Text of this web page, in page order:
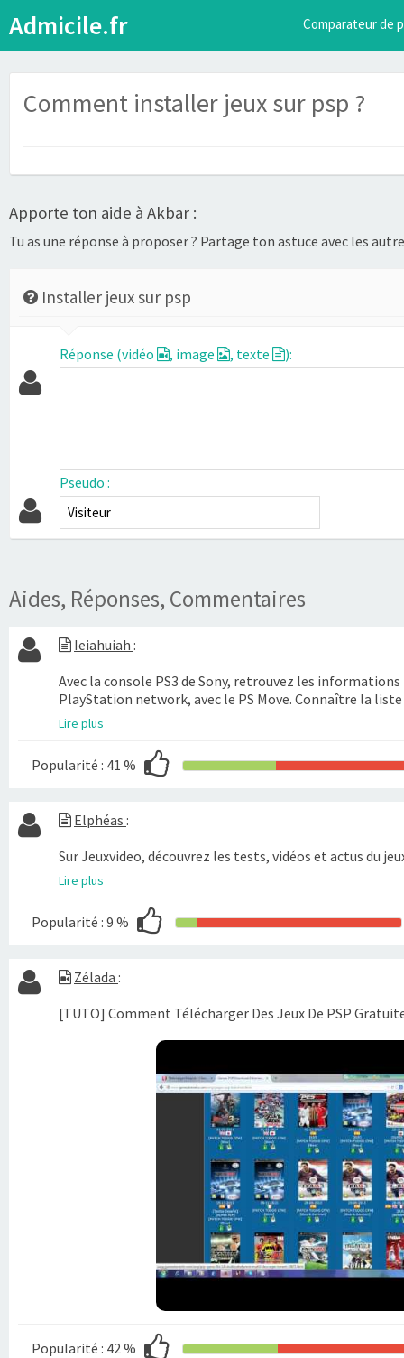
Admicile.fr Comparateur de
Comment installer jeux sur psp ?
Apporte ton aide à Akbar :
Tu as une réponse à proposer ? Partage ton astuce avec les
Installer jeux sur psp
Réponse (vidéo , image , texte ):
Pseudo :
Aides, Réponses, Commentaires
Ieiahuiah :
Avec la console PS3 de Sony, retrouvez les
PlayStation network, avec le PS Move. Connaître la
Lire plus
Popularité : 41 %
Elphéas :
Sur Jeuxvideo, découvrez les tests, vidéos et actus du
Lire plus
Popularité : 9 %
Zélada :
[TUTO] Comment Télécharger Des Jeux De PSP
Popularité : 42 %